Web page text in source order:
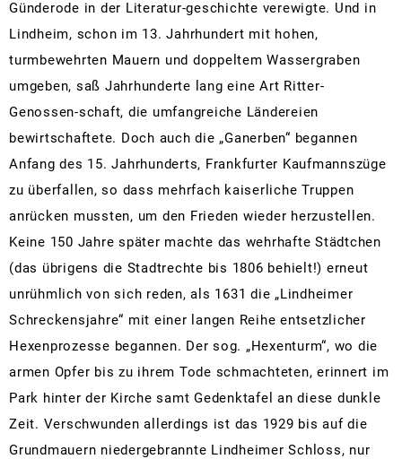
Günderode in der Literatur-geschichte verewigte. Und in
Lindheim, schon im 13. Jahrhundert mit hohen,
turmbewehrten Mauern und doppeltem Wassergraben
umgeben, saß Jahrhunderte lang eine Art Ritter-
Genossen-schaft, die umfangreiche Ländereien
bewirtschaftete. Doch auch die „Ganerben“ begannen
Anfang des 15. Jahrhunderts, Frankfurter Kaufmannszüge
zu überfallen, so dass mehrfach kaiserliche Truppen
anrücken mussten, um den Frieden wieder herzustellen.
Keine 150 Jahre später machte das wehrhafte Städtchen
(das übrigens die Stadtrechte bis 1806 behielt!) erneut
unrühmlich von sich reden, als 1631 die „Lindheimer
Schreckensjahre“ mit einer langen Reihe entsetzlicher
Hexenprozesse begannen. Der sog. „Hexenturm“, wo die
armen Opfer bis zu ihrem Tode schmachteten, erinnert im
Park hinter der Kirche samt Gedenktafel an diese dunkle
Zeit. Verschwunden allerdings ist das 1929 bis auf die
Grundmauern niedergebrannte Lindheimer Schloss, nur